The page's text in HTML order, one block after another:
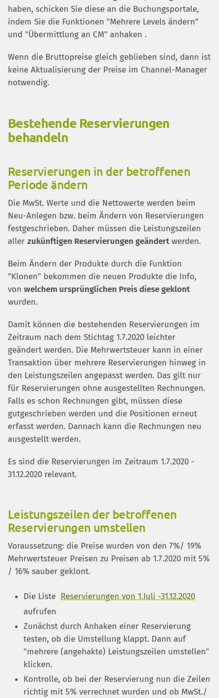
haben, schicken Sie diese an die Buchungsportale,
indem Sie die Funktionen "Mehrere Levels ändern"
und "Übermittlung an CM" anhaken .
Wenn die Bruttopreise gleich geblieben sind, dann ist
keine Aktualisierung der Preise im Channel-Manager
notwendig.
Bestehende Reservierungen
behandeln
Reservierungen in der betroffenen
Periode ändern
Die MwSt. Werte und die Nettowerte werden beim
Neu-Anlegen bzw. beim Ändern von Reservierungen
festgeschrieben. Daher müssen die Leistungszeilen
aller zukünftigen Reservierungen geändertwerden.
Beim Ändern der Produkte durch die Funktion
"Klonen" bekommen die neuen Produkte die Info,
von welchem ursprünglichen Preis diese geklont
wurden.
Damit können die bestehenden Reservierungen im
Zeitraum nach dem Stichtag 1.7.2020 leichter
geändert werden. Die Mehrwertsteuer kann in einer
Transaktion über mehrere Reservierungen hinweg in
den Leistungszeilen angepasst werden. Das gilt nur
für Reservierungen ohne ausgestellten Rechnungen.
Falls es schon Rechnungen gibt, müssen diese
gutgeschrieben werden und die Positionen erneut
erfasst werden. Dannach kann die Rechnungen neu
ausgestellt werden.
Es sind die Reservierungen im Zeitraum 1.7.2020 -
31.12.2020 relevant.
Leistungszeilen der betroffenen
Reservierungen umstellen
Voraussetzung: die Preise wurden von den 7%/ 19%
Mehrwertsteuer Preisen zu Preisen ab 1.7.2020 mit 5%
/ 16% sauber geklont.
Die Liste Reservierungen von 1.Juli -31.12.2020
aufrufen
Zunächst durch Anhaken einer Reservierung
testen, ob die Umstellung klappt. Dann auf
"mehrere (angehakte) Leistungszeilen umstellen"
klicken.
Kontrolle, ob bei der Reservierung nun die Zeilen
richtig mit 5% verrechnet wurden und ob MwSt./